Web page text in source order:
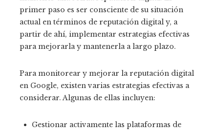
primer paso es ser consciente de su situación
actual en términos de reputación digital y, a
partir de ahí, implementar estrategias efectivas
para mejorarla y mantenerla a largo plazo.
Para monitorear y mejorar la reputación digital
en Google, existen varias estrategias efectivas a
considerar. Algunas de ellas incluyen:
Gestionar activamente las plataformas de